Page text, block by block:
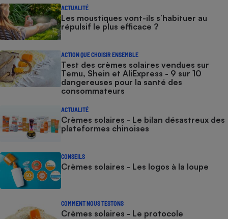
ACTUALITÉ
Les moustiques vont-ils s’habituer au
répulsif le plus efficace ?
ACTION QUE CHOISIR ENSEMBLE
Test des crèmes solaires vendues sur
Temu, Shein et AliExpress - 9 sur 10
dangereuses pour la santé des
consommateurs
ACTUALITÉ
Crèmes solaires - Le bilan désastreux des
plateformes chinoises
CONSEILS
Crèmes solaires - Les logos à la loupe
COMMENT NOUS TESTONS
Crèmes solaires - Le protocole